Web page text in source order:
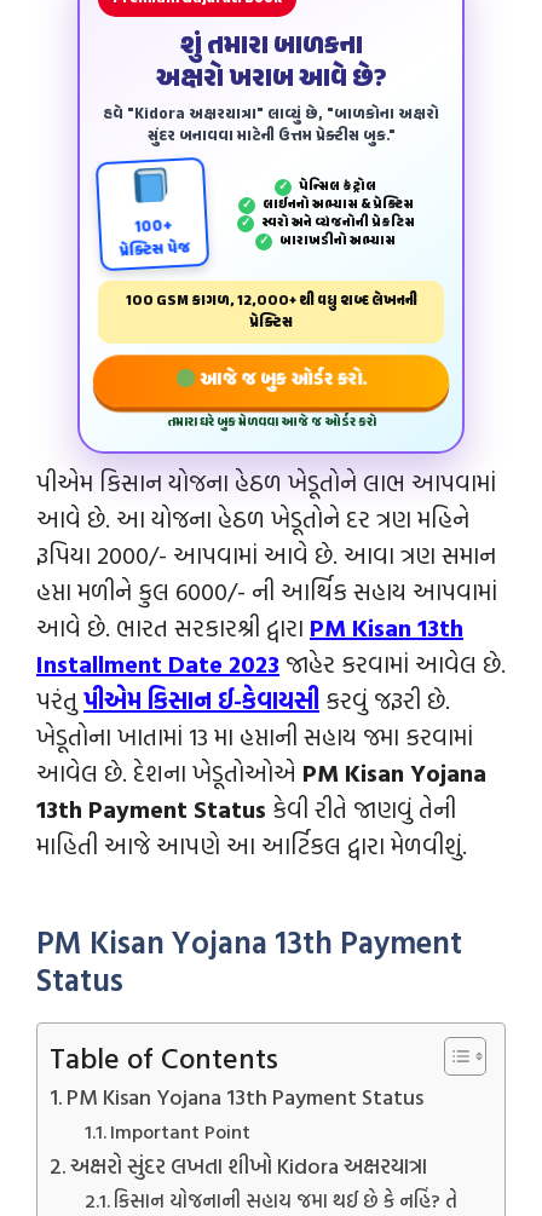
શું તમારા બાળકના
અક્ષરો ખરાબ આવે છે?
હવે "Kidora અક્ષરયાત્રા" લાવ્યું છે, "બાળકોના અક્ષરો
સુંદર બનાવવા માટેની ઉત્તમ પ્રેક્ટીસ બુક."
100+
પ્રેક્ટિસ પેજ
✓ પેન્‍સિલ કંટ્રોલ
✓ લાઈનનો અભ્યાસ & પ્રેક્ટિસ
✓ સ્વરો અને વ્યંજનોની પ્રેકટિસ
✓ બારાખડીનો અભ્યાસ
100 GSM કાગળ, 12,000+ થી વધુ શબ્દ લેખનની
પ્રેક્ટિસ
આજે જ બુક ઓર્ડર કરો.
તમારા ઘરે બુક મેળવવા આજે જ ઓર્ડર કરો
પીએમ કિસાન યોજના હેઠળ ખેડૂતોને લાભ આપવામાં
આવે છે. આ યોજના હેઠળ ખેડૂતોને દર ત્રણ મહિને
રૂપિયા 2000/- આપવામાં આવે છે. આવા ત્રણ સમાન
હપ્તા મળીને કુલ 6000/- ની આર્થિક સહાય આપવામાં
આવે છે. ભારત સરકારશ્રી દ્વારા PM Kisan 13th
Installment Date 2023 જાહેર કરવામાં આવેલ છે.
પરંતુપીએમ કિસાન ઈ-કેવાયસી કરવું જરૂરી છે.
ખેડૂતોના ખાતામાં 13 મા હપ્તાની સહાય જમા કરવામાં
આવેલ છે. દેશના ખેડૂતોઓએ PM Kisan Yojana
13th Payment Status કેવી રીતે જાણવું તેની
માહિતી આજે આપણે આ આર્ટિકલ દ્વારા મેળવીશું.
PM Kisan Yojana 13th Payment
Status
Table of Contents
PM Kisan Yojana 13th Payment Status
Important Point
અક્ષરો સુંદર લખતા શીખો Kidora અક્ષરયાત્રા
કિસાન યોજનાની સહાય જમા થઈ છે કે નહિં? તે